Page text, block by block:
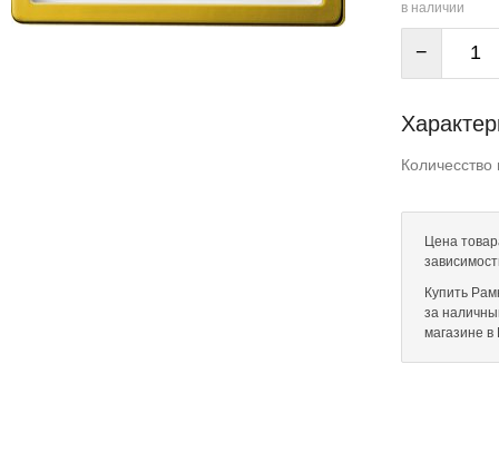
в наличии
−
Цена
Купить
за
магазине